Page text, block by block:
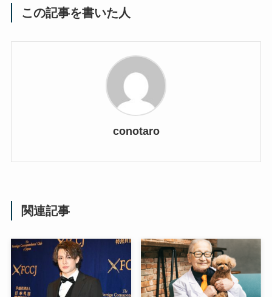
この記事を書いた人
conotaro
関連記事